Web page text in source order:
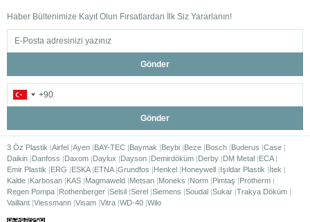
Haber Bültenimize Kayıt Olun Fırsatlardan İlk Siz Yararlanın!
Gönder
Gönder
3 Öz Plastik Airfel Ayen BAY-TEC Baymak Beybi Beze Bosch Buderus Case
Daikin Danfoss Daxom Daylux Dayson Demirdöküm Derby DM Metal ECA
Emir Plastik
ERG ESKA ETNA Grundfos Henkel Honeywell Işıldar Plastik
İtek
Kalde Karbosan KAS Magmaweld Metsan Moneks Norm Pimtaş
Protherm
Regen Pompa Rothenberger Selsil Serel Siemens Soudal Sukar Trakya Döküm
Vaillant Viessmann Visam Vitra WD-40 Wilo